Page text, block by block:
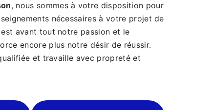
, nous sommes à votre disposition pour
nécessaires à votre projet de
avant tout notre passion et le
encore plus notre désir de réussir.
et travaille avec propreté et